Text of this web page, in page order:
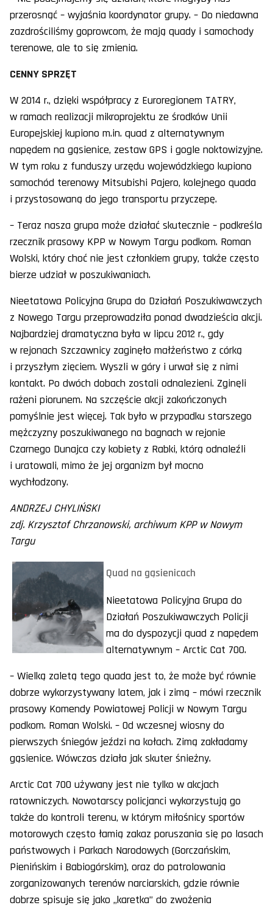
przerosnąć – wyjaśnia koordynator grupy. – Do niedawna
zazdrościliśmy goprowcom, że mają quady i samochody
terenowe, ale to się zmienia.
CENNY SPRZĘT
W 2014 r., dzięki współpracy z Euroregionem TATRY,
w ramach realizacji mikroprojektu ze środków Unii
Europejskiej kupiono m.in. quad z alternatywnym
napędem na gąsienice, zestaw GPS i gogle noktowizyjne.
W tym roku z funduszy urzędu wojewódzkiego kupiono
samochód terenowy Mitsubishi Pajero, kolejnego quada
i przystosowaną do jego transportu przyczepę.
– Teraz nasza grupa może działać skutecznie – podkreśla
rzecznik prasowy KPP w Nowym Targu podkom. Roman
Wolski, który choć nie jest członkiem grupy, także często
bierze udział w poszukiwaniach.
Nieetatowa Policyjna Grupa do Działań Poszukiwawczych
z Nowego Targu przeprowadziła ponad dwadzieścia akcji.
Najbardziej dramatyczna była w lipcu 2012 r., gdy
w rejonach Szczawnicy zaginęło małżeństwo z córką
i przyszłym zięciem. Wyszli w góry i urwał się z nimi
kontakt. Po dwóch dobach zostali odnalezieni. Zginęli
rażeni piorunem. Na szczęście akcji zakończonych
pomyślnie jest więcej. Tak było w przypadku starszego
mężczyzny poszukiwanego na bagnach w rejonie
Czarnego Dunajca czy kobiety z Rabki, którą odnaleźli
i uratowali, mimo że jej organizm był mocno
wychłodzony.
ANDRZEJ CHYLIŃSKI
zdj. Krzysztof Chrzanowski, archiwum KPP w Nowym
Targu
Quad na gąsienicach
Nieetatowa Policyjna Grupa do
Działań Poszukiwawczych Policji
ma do dyspozycji quad z napędem
alternatywnym – Arctic Cat 700.
– Wielką zaletą tego quada jest to, że może być równie
dobrze wykorzystywany latem, jak i zimą – mówi rzecznik
prasowy Komendy Powiatowej Policji w Nowym Targu
podkom. Roman Wolski. – Od wczesnej wiosny do
pierwszych śniegów jeździ na kołach. Zimą zakładamy
gąsienice. Wówczas działa jak skuter śnieżny.
Arctic Cat 700 używany jest nie tylko w akcjach
ratowniczych. Nowotarscy policjanci wykorzystują go
także do kontroli terenu, w którym miłośnicy sportów
motorowych często łamią zakaz poruszania się po lasach
państwowych i Parkach Narodowych (Gorczańskim,
Pienińskim i Babiogórskim), oraz do patrolowania
zorganizowanych terenów narciarskich, gdzie równie
dobrze spisuje się jako „karetka” do zwożenia